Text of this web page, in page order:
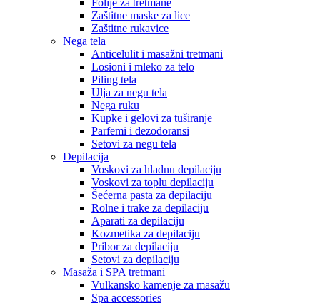
Folije za tretmane
Zaštitne maske za lice
Zaštitne rukavice
Nega tela
Anticelulit i masažni tretmani
Losioni i mleko za telo
Piling tela
Ulja za negu tela
Nega ruku
Kupke i gelovi za tuširanje
Parfemi i dezodoransi
Setovi za negu tela
Depilacija
Voskovi za hladnu depilaciju
Voskovi za toplu depilaciju
Šećerna pasta za depilaciju
Rolne i trake za depilaciju
Aparati za depilaciju
Kozmetika za depilaciju
Pribor za depilaciju
Setovi za depilaciju
Masaža i SPA tretmani
Vulkansko kamenje za masažu
Spa accessories